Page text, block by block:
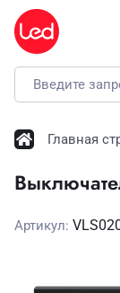
Главная
Артикул: